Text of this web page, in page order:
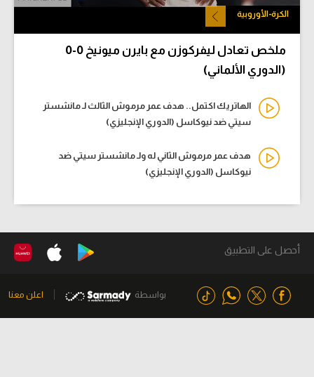
الكرة-الأوروبية
ملخص تعادل ليفركوزن مع بايرن ميونيخ 0-0
(الدوري الألماني)
الهاتريك اكتمل.. هدف عمر مرموش الثالث لـ مانشستر
سيتي ضد نيوكاسل (الدوري الإنجليزي)
هدف عمر مرموش الثاني له ولـ مانشستر سيتي ضد
نيوكاسل (الدوري الإنجليزي)
أحصل على التطبيق
بواسطة اعلن معنا